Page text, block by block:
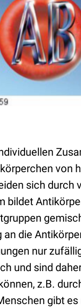
von
sich durch
bildet
die
nur
und sind
z.B.
gibt es